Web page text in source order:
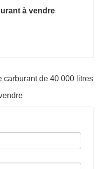
carburant de 40 000 litres